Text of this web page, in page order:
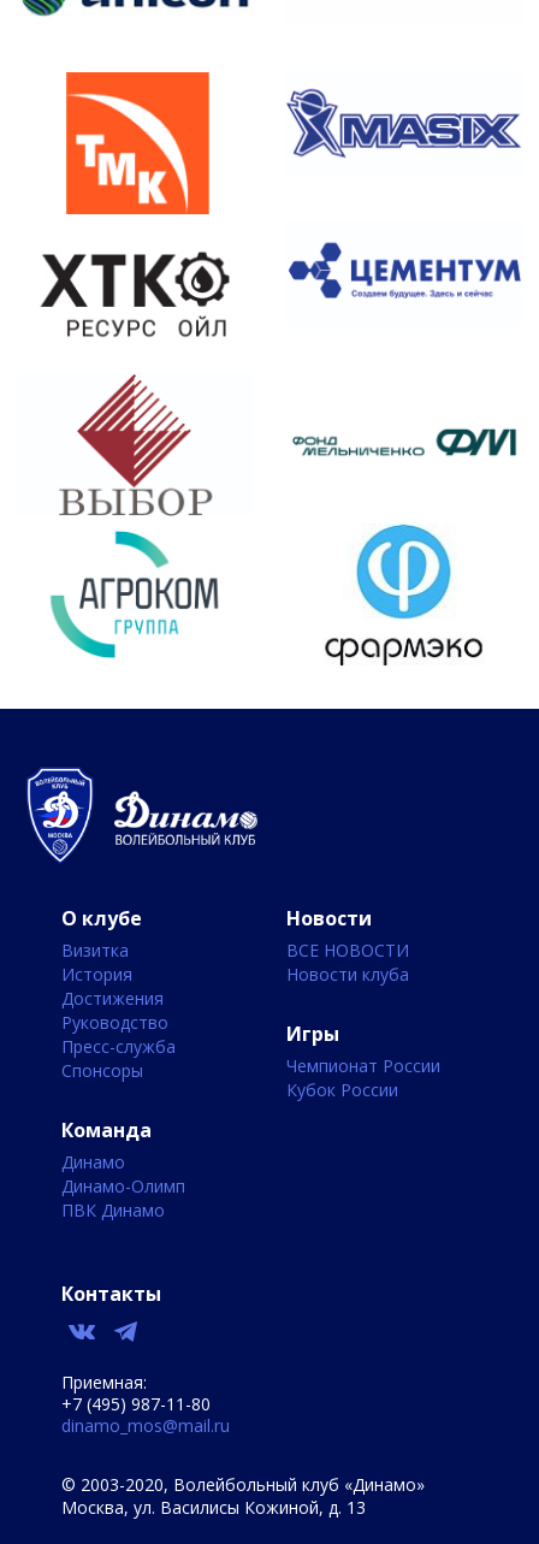
О клубе
Визитка
История
Достижения
Руководство
Пресс-служба
Спонсоры
Команда
Динамо
Динамо-Олимп
ПВК Динамо
Новости
ВСЕ НОВОСТИ
Новости клуба
Игры
Чемпионат России
Кубок России
Контакты
Приемная:
+7 (495) 987-11-80
dinamo_mos@mail.ru
© 2003-2020, Волейбольный клуб «Динамо»
Москва, ул. Василисы Кожиной, д. 13